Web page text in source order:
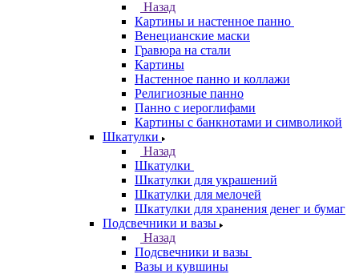
Назад
Картины и настенное панно
Венецианские маски
Гравюра на стали
Картины
Настенное панно и коллажи
Религиозные панно
Панно с иероглифами
Картины с банкнотами и символикой
Шкатулки
Назад
Шкатулки
Шкатулки для украшений
Шкатулки для мелочей
Шкатулки для хранения денег и бумаг
Подсвечники и вазы
Назад
Подсвечники и вазы
Вазы и кувшины